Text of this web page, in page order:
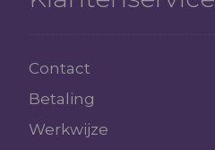
Contact
Betaling
Werkwijze